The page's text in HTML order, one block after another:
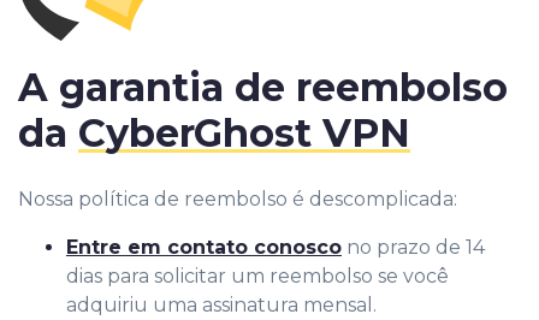
A garantia de reembolso
da CyberGhost VPN
Nossa política de reembolso é descomplicada:
Entre em contato conosco no prazo de 14
dias para solicitar um reembolso se você
adquiriu uma assinatura mensal.